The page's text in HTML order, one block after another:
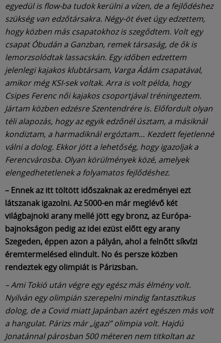
egyedül is flow-ba tudok kerülni a vízen, de a fejlődéshez
szükség van edzőtársakra. Négy-öt évet úgy edzettem,
hogy közben más csapatokhoz is szegődtem. Volt egy
csapat Óbudán a Ganzban, remek társaság, de ők is
lemorzsolódtak lassacskán. Egy időben edzettem
jelenlegi kajakos klubtársam, Varga Ádám csapatával,
amikor még KSI-sek voltak. Arra is volt példa, hogy
Csipes Ferenc női kajakos csoportjával tréningeztem.
Jártam közben edzésre Szentendrére is. Előfordult olyan
téli alapozás, hogy az egyik edzőnél úsztam, a másiknál
kondiztam, a harmadiknál ergóztam… Kezdett fejetlenné
válni a dolog. Ekkor jött a lehetőség, hogy igazoljak a
Ferencvárosba. Olyan körülmények közé, amelyek
elengedhetetlenek a folyamatos fejlődéshez.
– Ennek az itt töltött időszaknak az eredményei ezt
látszanak igazolni. Az 5000-en már meglévő két
világbajnoki arany mellé jött egy bronz, az Európa-
bajnokságon pedig az idei ezüst előtt egy arany
Szegeden, éppen azon a pályán, ahol a felnőtt síkvízi
éremtermelésed elindult. No és persze közben
rendeztek egy olimpiát is Párizsban.
– Ami Tokió után végre egy egész más élmény volt.
Nyilván egy olimpián szerepelni mindig fantasztikus
dolog, de a Covid miatt Japánban azért egészen más volt
a hangulat. Párizs már „igazi” olimpia volt. Hajdú
Jonatánnal párosban 500 méteren nem titkoltan az